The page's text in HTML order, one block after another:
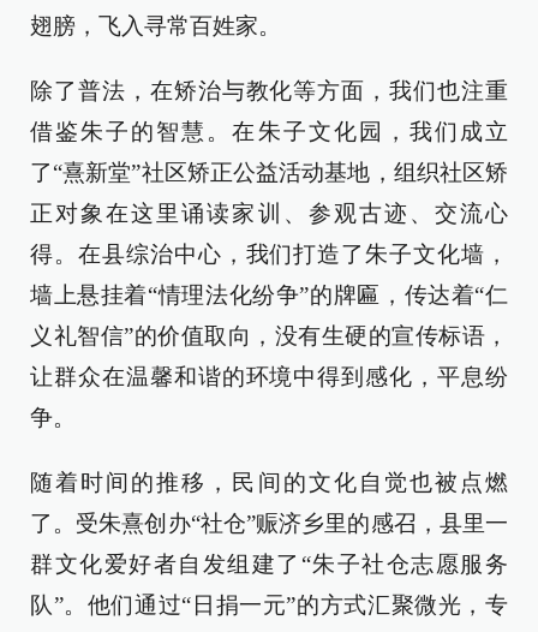
翅膀，飞入寻常百姓家。
除了普法，在矫治与教化等方面，我们也注重
借鉴朱子的智慧。在朱子文化园，我们成立
了“熹新堂”社区矫正公益活动基地，组织社区矫
正对象在这里诵读家训、参观古迹、交流心
得。在县综治中心，我们打造了朱子文化墙，
墙上悬挂着“情理法化纷争”的牌匾，传达着“仁
义礼智信”的价值取向，没有生硬的宣传标语，
让群众在温馨和谐的环境中得到感化，平息纷
争。
随着时间的推移，民间的文化自觉也被点燃
了。受朱熹创办“社仓”赈济乡里的感召，县里一
群文化爱好者自发组建了“朱子社仓志愿服务
队”。他们通过“日捐一元”的方式汇聚微光，专